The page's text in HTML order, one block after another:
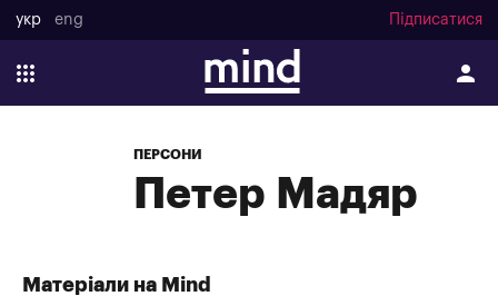
укр eng Підписатися
ПЕРСОНИ
Петер Мадяр
Матеріали на Mind